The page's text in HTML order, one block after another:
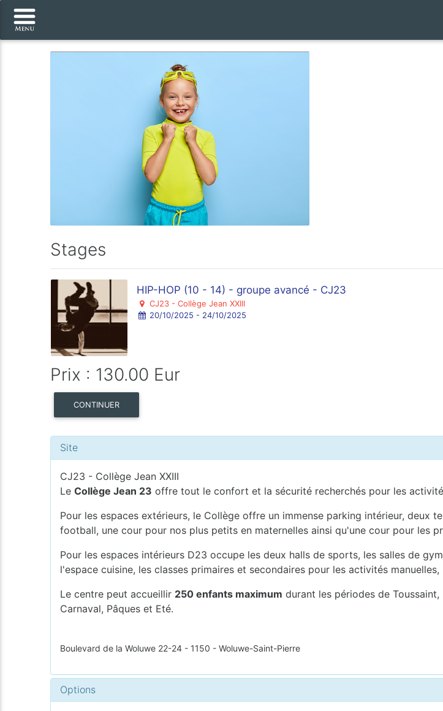
Stages
HIP-HOP (10 - 14) - groupe avancé - CJ23
CJ23 - Collège Jean XXIII
20/10/2025 - 24/10/2025
Prix : 130.00 Eur
CONTINUER
Site
CJ23 - Collège Jean XXIII
LeCollège Jean 23 offre tout le confort et la sécurité recherchés pour les
Pour les espaces extérieurs, le Collège offre un immense parking intérieur, deux
football, une cour pour nos plus petits en maternelles ainsi qu'une cour pour les
Pour les espaces intérieurs D23 occupe les deux halls de sports, les salles de
l'espace cuisine, les classes primaires et secondaires pour les activités
Le centre peut accueillir 250 enfants maximum durant les périodes de
Carnaval, Pâques et Eté.
Boulevard de la Woluwe 22-24 - 1150 - Woluwe-Saint-Pierre
Options